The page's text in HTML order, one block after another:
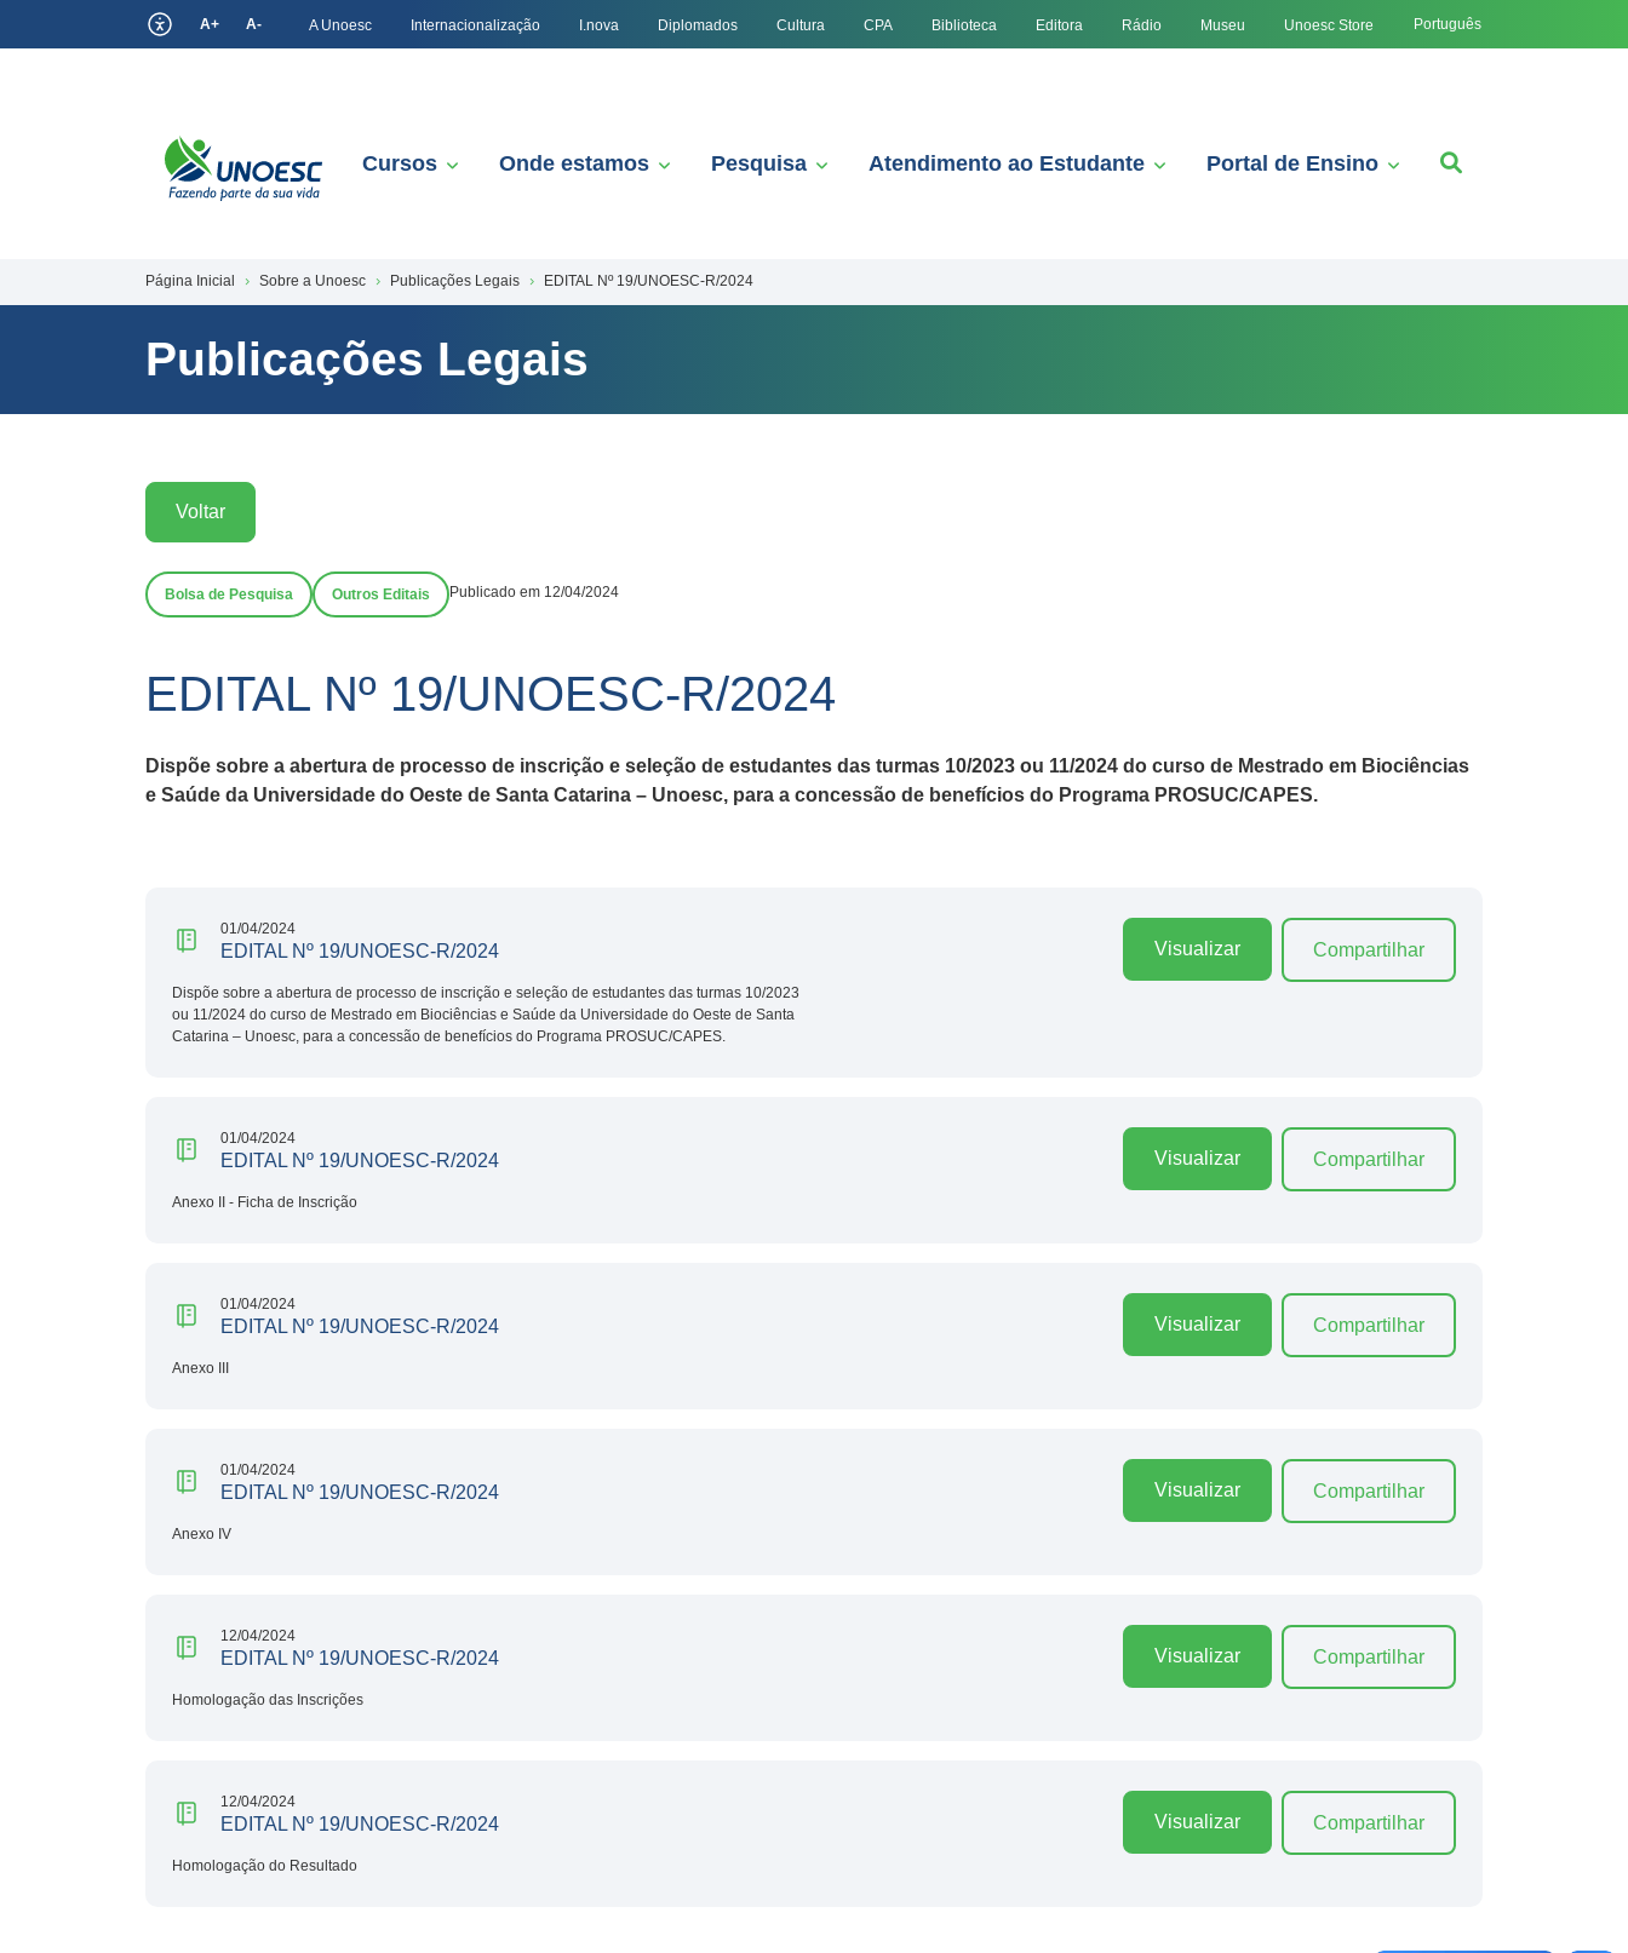
A+ A- A Unoesc Internacionalização I.nova Diplomados Cultura CPA Biblioteca Editora Rádio Museu Unoesc Store Português
Cursos Onde estamos Pesquisa Atendimento ao Estudante Portal de Ensino
Página Inicial Sobre a Unoesc Publicações Legais EDITAL Nº 19/UNOESC-R/2024
Publicações Legais
Voltar
Bolsa de Pesquisa Outros Editais Publicado em 12/04/2024
EDITAL Nº 19/UNOESC-R/2024
Dispõe sobre a abertura de processo de inscrição e seleção de estudantes das turmas 10/2023 ou 11/2024 do curso de Mestrado em Biociências
e Saúde da Universidade do Oeste de Santa Catarina – Unoesc, para a concessão de benefícios do Programa PROSUC/CAPES.
01/04/2024
EDITAL Nº 19/UNOESC-R/2024
Dispõe sobre a abertura de processo de inscrição e seleção de estudantes das turmas 10/2023
ou 11/2024 do curso de Mestrado em Biociências e Saúde da Universidade do Oeste de Santa
Catarina – Unoesc, para a concessão de benefícios do Programa PROSUC/CAPES.
Visualizar Compartilhar
01/04/2024
EDITAL Nº 19/UNOESC-R/2024
Anexo II - Ficha de Inscrição
Visualizar Compartilhar
01/04/2024
EDITAL Nº 19/UNOESC-R/2024
Anexo III
Visualizar Compartilhar
01/04/2024
EDITAL Nº 19/UNOESC-R/2024
Anexo IV
Visualizar Compartilhar
12/04/2024
EDITAL Nº 19/UNOESC-R/2024
Homologação das Inscrições
Visualizar Compartilhar
12/04/2024
EDITAL Nº 19/UNOESC-R/2024
Homologação do Resultado
Visualizar Compartilhar